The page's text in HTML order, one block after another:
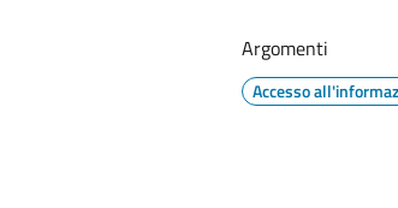
Argomenti
Accesso